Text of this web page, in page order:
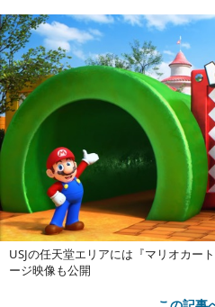
USJの任天堂エリアには『マリオカー
ージ映像も公開
この記事